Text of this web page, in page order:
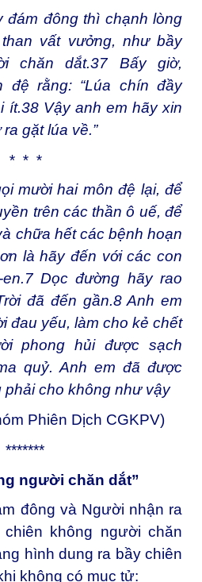
đám đông thì chạnh lòng
vất vưởng, như bầy
chăn dắt.37 Bấy giờ,
đệ rằng: “Lúa chín đầy
ít.38Vậy anh em hãy xin
gặt lúa về.”
* * *
mười hai môn đệ lại, để
trên các thần ô uế, để
chữa hết các bệnh hoạn
là hãy đến với các con
7Dọc đường hãy rao
đã đến gần.8Anh em
đau yếu, làm cho kẻ chết
phong hủi được sạch
quỷ. Anh em đã được
phải cho không như vậy
Phiên Dịch CGKPV)
*******
người chăn dắt”
đông và Người nhận ra
không người chăn
hình dung ra bầy chiên
không có mục tử: